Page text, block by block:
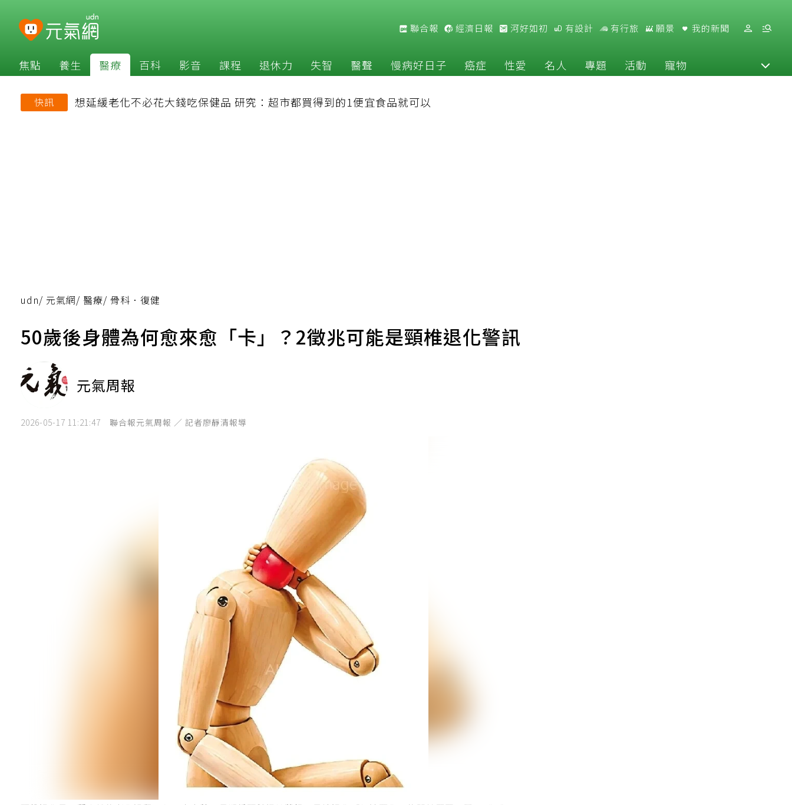
聯合報 經濟日報 河好如初 有設計 有行旅 願景 我的新聞
焦點 養生 醫療 百科 影音 課程 退休力 失智 醫聲 慢病好日子 癌症 性愛 名人 專題 活動 寵物
快訊 想延緩老化不必花大錢吃保健品 研究：超市都買得到的1便宜食品就可以
udn/ 元氣網/ 醫療/ 骨科．復健
50歲後身體為何愈來愈「卡」？2徵兆可能是頸椎退化警訊
元氣周報
2026-05-17 11:21:47 聯合報元氣周報 ／ 記者廖靜清報導